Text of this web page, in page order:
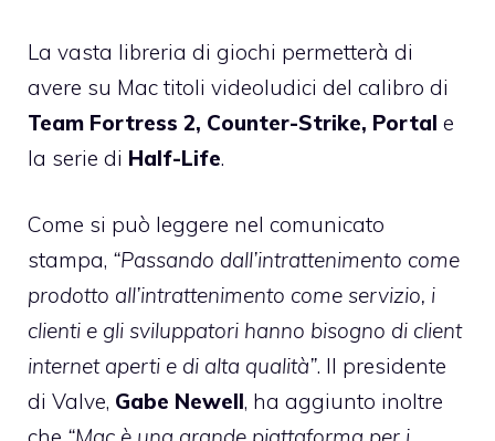
La vasta libreria di giochi permetterà di
avere su Mac titoli videoludici del calibro di
Team Fortress 2, Counter-Strike, Portal e
la serie di Half-Life.
Come si può leggere nel comunicato
stampa, “Passando dall’intrattenimento come
prodotto all’intrattenimento come servizio, i
clienti e gli sviluppatori hanno bisogno di client
internet aperti e di alta qualità”. Il presidente
di Valve, Gabe Newell, ha aggiunto inoltre